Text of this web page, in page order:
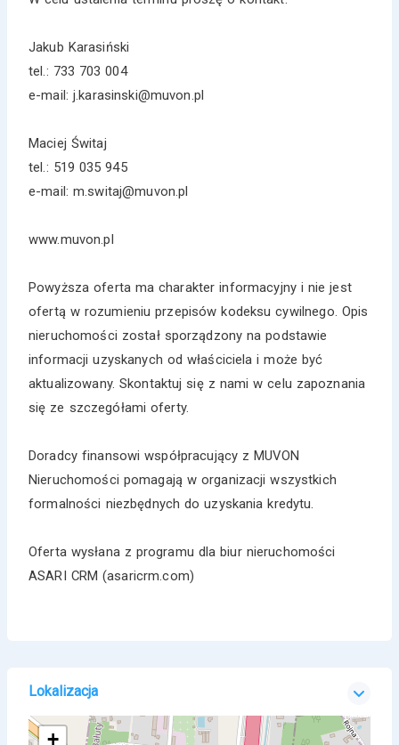
Jakub Karasiński
tel.: 733 703 004
e-mail: j.karasinski@muvon.pl
Maciej Świtaj
tel.: 519 035 945
e-mail: m.switaj@muvon.pl
www.muvon.pl
Powyższa oferta ma charakter informacyjny i nie jest
ofertą w rozumieniu przepisów kodeksu cywilnego. Opis
nieruchomości został sporządzony na podstawie
informacji uzyskanych od właściciela i może być
aktualizowany. Skontaktuj się z nami w celu zapoznania
się ze szczegółami oferty.
Doradcy finansowi współpracujący z MUVON
Nieruchomości pomagają w organizacji wszystkich
formalności niezbędnych do uzyskania kredytu.
Oferta wysłana z programu dla biur nieruchomości
ASARI CRM (asaricrm.com)
Lokalizacja
+